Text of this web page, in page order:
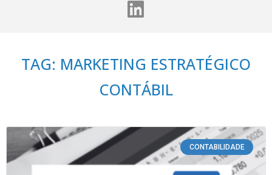
TAG: MARKETING ESTRATÉGICO
CONTÁBIL
CONTABILIDADE